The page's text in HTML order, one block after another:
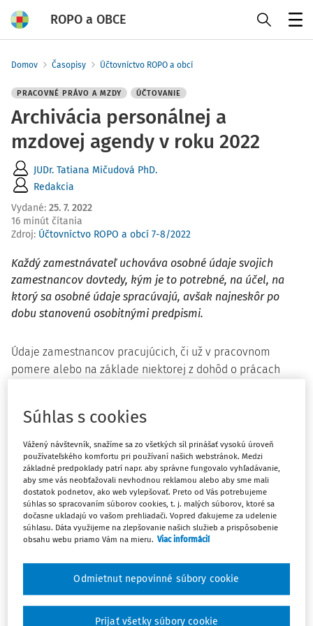
ROPO a OBCE
Domov Časopisy Účtovníctvo ROPO a obcí
PRACOVNÉ PRÁVO A MZDY ÚČTOVANIE
Archivácia personálnej a
mzdovej agendy v roku 2022
JUDr. Tatiana Mičudová PhD.
Redakcia
Vydané: 25. 7. 2022
16 minút čítania
Zdroj: Účtovníctvo ROPO a obcí 7-8/2022
Každý zamestnávateľ uchováva osobné údaje svojich
zamestnancov dovtedy, kým je to potrebné, na účel, na
ktorý sa osobné údaje spracúvajú, avšak najneskôr po
dobu stanovenú osobitnými predpismi.
Údaje zamestnancov pracujúcich, či už v pracovnom
pomere alebo na základe niektorej z dohôd o prácach
rámci mzdovej agendy.
Súčasťou personálnej agendy je najmä osobný spis
zamestnanca. Zákon č.311/2001 Z.z. Zákonník prácev
znení neskorších predpisov (ďalej len "ZP") neobsahuje
legálnu definíciu pojmu osobný spis, ani výslovne
neupravuje (nevymenúva), čo má alebo nemá byť
obsahom osobného spisu zamestnanca.
Obsah osobného spisu spravidla tvorí pracovná zmluva
(ak ide o zamestnanca pracujúceho v pracovnom pomere)
alebo niektorá z dohôd o prácach vykonávaných mimo
pracovného pomeru (ak ide o zamestnanca - dohodára),
Súhlas s cookies
Vážený návštevník, snažíme sa zo všetkých síl prinášať vysokú úroveň
používateľského komfortu pri používaní našich webstránok. Medzi
základné predpoklady patrí napr. aby správne fungovalo vyhľadávanie,
aby sme vás neobťažovali nevhodnou reklamou alebo aby sme mali
dostatok podnetov, ako web vylepšovať. Preto od Vás potrebujeme
súhlas so spracovaním súborov cookies, t. j. malých súborov, ktoré sa
dočasne ukladajú vo vašom prehliadači. Vopred ďakujeme za udelenie
súhlasu. Dáta využijeme na zlepšovanie našich služieb a prispôsobenie
obsahu webu priamo Vám na mieru. Viac informácií
Odmietnut nepovinné súbory cookie
Prijať všetky súbory cookie